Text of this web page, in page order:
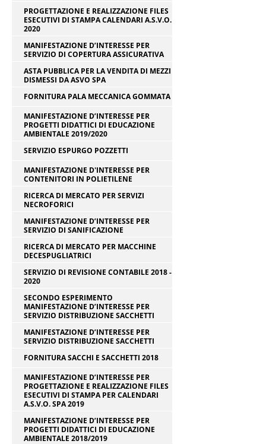
PROGETTAZIONE E REALIZZAZIONE FILES
ESECUTIVI DI STAMPA CALENDARI A.S.V.O.
2020
MANIFESTAZIONE D’INTERESSE PER
SERVIZIO DI COPERTURA ASSICURATIVA
ASTA PUBBLICA PER LA VENDITA DI MEZZI
DISMESSI DA ASVO SPA
FORNITURA PALA MECCANICA GOMMATA
MANIFESTAZIONE D’INTERESSE PER
PROGETTI DIDATTICI DI EDUCAZIONE
AMBIENTALE 2019/2020
SERVIZIO ESPURGO POZZETTI
MANIFESTAZIONE D'INTERESSE PER
CONTENITORI IN POLIETILENE
RICERCA DI MERCATO PER SERVIZI
NECROFORICI
MANIFESTAZIONE D’INTERESSE PER
SERVIZIO DI SANIFICAZIONE
RICERCA DI MERCATO PER MACCHINE
DECESPUGLIATRICI
SERVIZIO DI REVISIONE CONTABILE 2018 -
2020
SECONDO ESPERIMENTO
MANIFESTAZIONE D’INTERESSE PER
SERVIZIO DISTRIBUZIONE SACCHETTI
MANIFESTAZIONE D’INTERESSE PER
SERVIZIO DISTRIBUZIONE SACCHETTI
FORNITURA SACCHI E SACCHETTI 2018
MANIFESTAZIONE D’INTERESSE PER
PROGETTAZIONE E REALIZZAZIONE FILES
ESECUTIVI DI STAMPA PER CALENDARI
A.S.V.O. SPA 2019
MANIFESTAZIONE D’INTERESSE PER
PROGETTI DIDATTICI DI EDUCAZIONE
AMBIENTALE 2018/2019